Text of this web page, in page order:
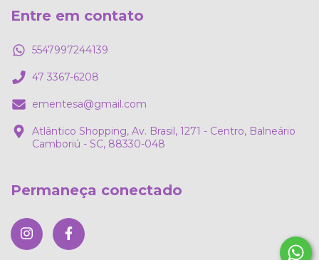
Entre em contato
5547997244139
47 3367-6208
ementesa@gmail.com
Atlântico Shopping, Av. Brasil, 1271 - Centro, Balneário
Camboriú - SC, 88330-048
Permaneça conectado